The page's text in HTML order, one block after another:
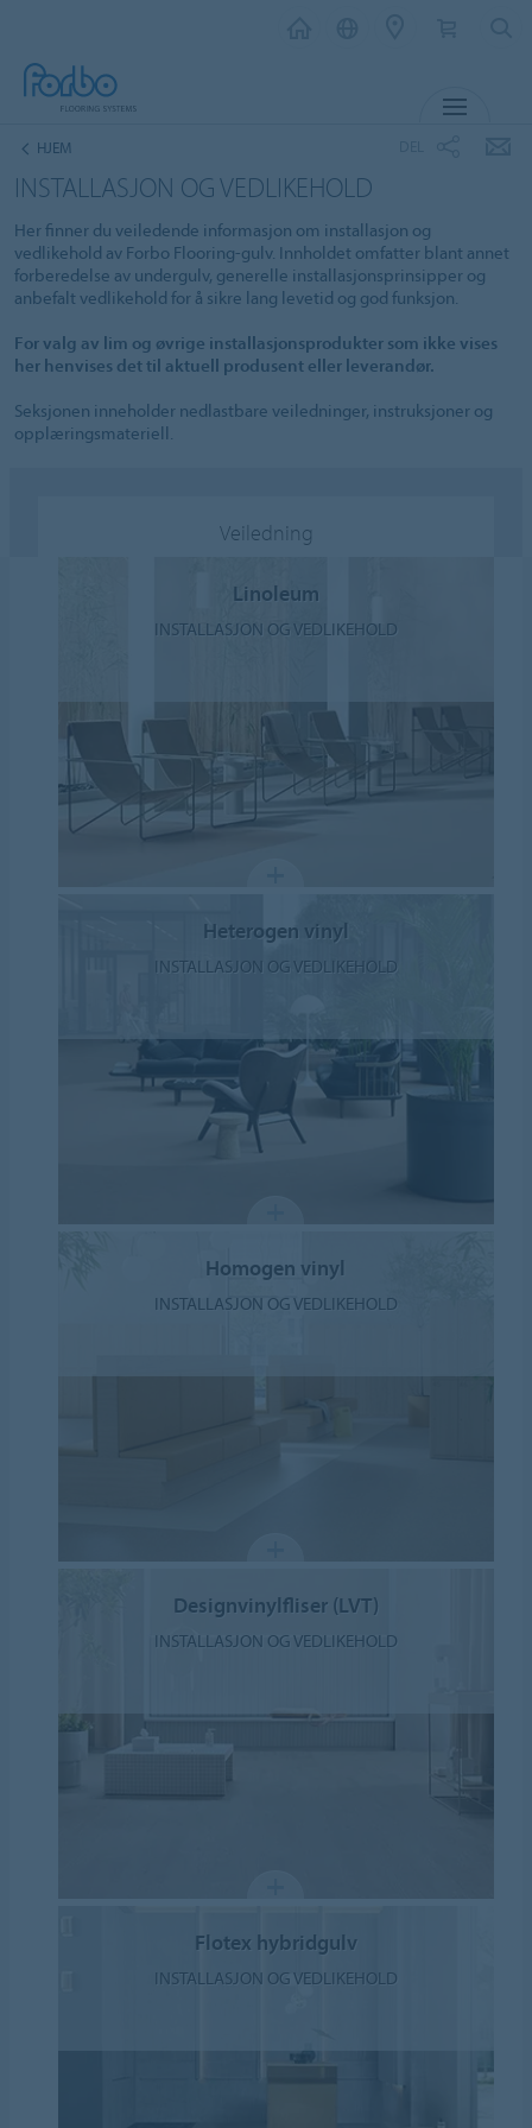
HJEM
INSTALLASJON OG VEDLIKEHOLD
Her finner du veiledende informasjon om installasjon og
vedlikehold av Forbo Flooring-gulv. Innholdet omfatter blant annet
forberedelse av undergulv, generelle installasjonsprinsipper og
anbefalt vedlikehold for å sikre lang levetid og god funksjon.
For valg av lim og øvrige installasjonsprodukter som ikke vises
her henvises det til aktuell produsent eller leverandør.
Seksjonen inneholder nedlastbare veiledninger, instruksjoner og
opplæringsmateriell.
Veiledning
Linoleum
INSTALLASJON OG VEDLIKEHOLD
Heterogen vinyl
INSTALLASJON OG VEDLIKEHOLD
Homogen vinyl
INSTALLASJON OG VEDLIKEHOLD
Designvinylfliser (LVT)
INSTALLASJON OG VEDLIKEHOLD
Flotex hybridgulv
INSTALLASJON OG VEDLIKEHOLD